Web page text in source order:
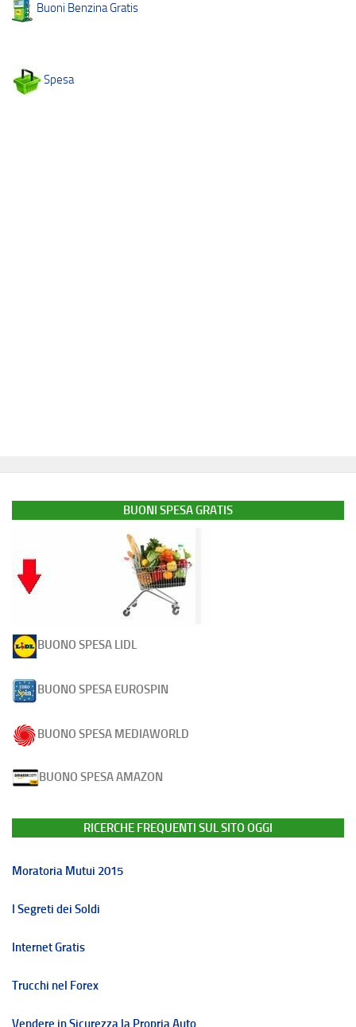
Buoni Benzina Gratis
Spesa
BUONI SPESA GRATIS
BUONO SPESA LIDL
BUONO SPESA EUROSPIN
BUONO SPESA MEDIAWORLD
BUONO SPESA AMAZON
RICERCHE FREQUENTI SUL SITO OGGI
Moratoria Mutui 2015
I Segreti dei Soldi
Internet Gratis
Trucchi nel Forex
Vendere in Sicurezza la Propria Auto